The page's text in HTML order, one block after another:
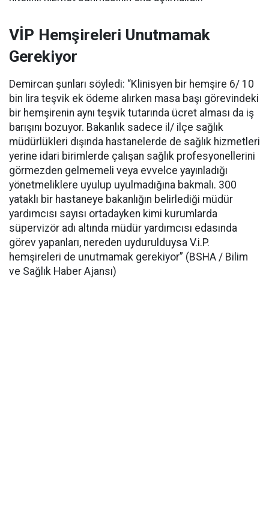
VİP Hemşireleri Unutmamak
Gerekiyor
Demircan şunları söyledi: “Klinisyen bir hemşire 6/ 10
bin lira teşvik ek ödeme alırken masa başı görevindeki
bir hemşirenin aynı teşvik tutarında ücret alması da iş
barışını bozuyor. Bakanlık sadece il/ ilçe sağlık
müdürlükleri dışında hastanelerde de sağlık hizmetleri
yerine idari birimlerde çalışan sağlık profesyonellerini
görmezden gelmemeli veya evvelce yayınladığı
yönetmeliklere uyulup uyulmadığına bakmalı. 300
yataklı bir hastaneye bakanlığın belirlediği müdür
yardımcısı sayısı ortadayken kimi kurumlarda
süpervizör adı altında müdür yardımcısı edasında
görev yapanları, nereden uydurulduysa V.i.P.
hemşireleri de unutmamak gerekiyor” (BSHA / Bilim
ve Sağlık Haber Ajansı)